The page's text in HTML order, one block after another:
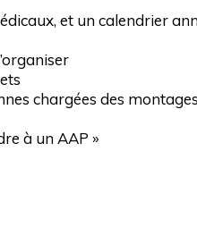
et un calendrier
chargées des
à un AAP »